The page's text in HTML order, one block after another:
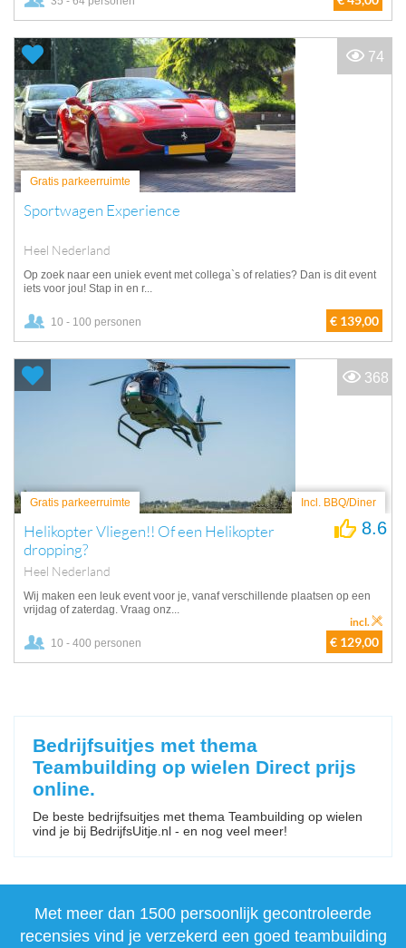
Gratis parkeerruimte
Sportwagen Experience
Heel Nederland
Op zoek naar een uniek event met collega`s of relaties? Dan is dit event
iets voor jou! Stap in en r...
10 - 100 personen € 139,00
74
Gratis parkeerruimte Incl. BBQ/Diner
Helikopter Vliegen!! Of een Helikopter
dropping?
Heel Nederland
8.6
Wij maken een leuk event voor je, vanaf verschillende plaatsen op een
vrijdag of zaterdag. Vraag onz...
10 - 400 personen € 129,00
incl.
368
Bedrijfsuitjes met thema
Teambuilding op wielen Direct prijs
online.
De beste bedrijfsuitjes met thema Teambuilding op wielen
vind je bij BedrijfsUitje.nl - en nog veel meer!
Met meer dan 1500 persoonlijk gecontroleerde
recensies vind je verzekerd een goed teambuilding